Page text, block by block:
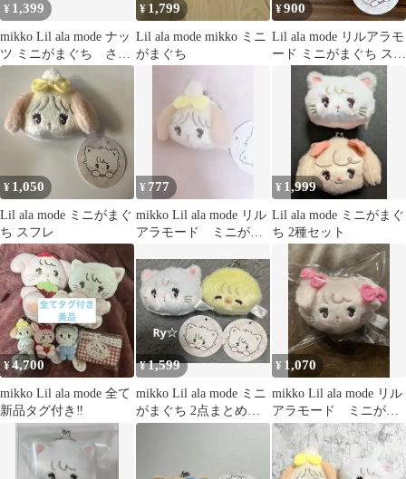
¥ 1,399
mikko Lil ala mode ナッ
ツ ミニがまぐち さく
らんぼスイング
¥ 1,799
Lil ala mode mikko ミニ
がまぐち
¥900
Lil ala mode リルアラモ
ード ミニがまぐち スフ
¥ 1,050
Lil ala mode ミニがまぐ
ち スフレ
¥ 777
mikko Lil ala mode リル
アラモード ミニがま
¥ 1,999
Lil ala mode ミニがまぐ
ち 2種セット
¥4,700
mikko Lil ala mode 全て
新品タグ付き‼️
¥1,599
mikko Lil ala mode ミニ
がまぐち 2点まとめ売
り 即購入⭕️
¥ 1,070
mikko Lil ala mode リル
アラモード ミニがま
口 キャミー